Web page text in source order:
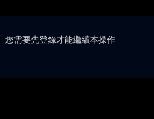
您需要先登錄才能繼續本操作